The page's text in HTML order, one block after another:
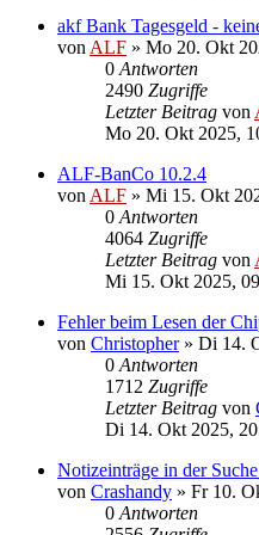
akf Bank Tagesgeld -
von ALF » Mo 20. Okt
0 Antworten
2490 Zugriffe
Letzter Beitrag von
Mo 20. Okt 2025,
ALF-BanCo 10.2.4
von ALF » Mi 15. Okt
0 Antworten
4064 Zugriffe
Letzter Beitrag von
Mi 15. Okt 2025,
Fehler beim Lesen der
von Christopher» Di 14.
0 Antworten
1712 Zugriffe
Letzter Beitrag von
Di 14. Okt 2025,
Notizeinträge in der
von Crashandy » Fr 10.
0 Antworten